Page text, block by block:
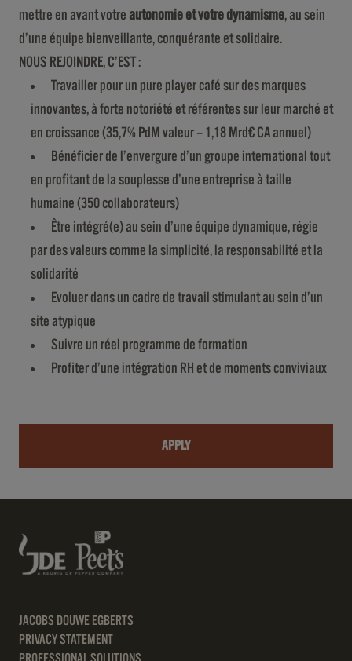
mettre en avant votre autonomie et votre dynamisme, au sein
d’une équipe bienveillante, conquérante et solidaire.
NOUS REJOINDRE, C’EST :
Travailler pour un pure player café sur des marques
innovantes, à forte notoriété et référentes sur leur marché et
en croissance (35,7% PdM valeur – 1,18 Mrd€ CA annuel)
Bénéficier de l’envergure d’un groupe international tout
en profitant de la souplesse d’une entreprise à taille
humaine (350 collaborateurs)
Être intégré(e) au sein d’une équipe dynamique, régie
par des valeurs comme la simplicité, la responsabilité et la
solidarité
Evoluer dans un cadre de travail stimulant au sein d’un
site atypique
Suivre un réel programme de formation
Profiter d’une intégration RH et de moments conviviaux
APPLY
JACOBS DOUWE EGBERTS
PRIVACY STATEMENT